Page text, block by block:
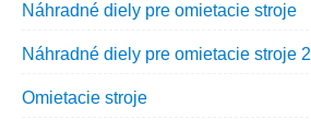
Náhradné diely pre omietacie stroje
Náhradné diely pre omietacie stroje 2
Omietacie stroje